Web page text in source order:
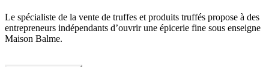
Le spécialiste de la vente de truffes et produits truffés propose à des
entrepreneurs indépendants d’ouvrir une épicerie fine sous enseigne
Maison Balme.